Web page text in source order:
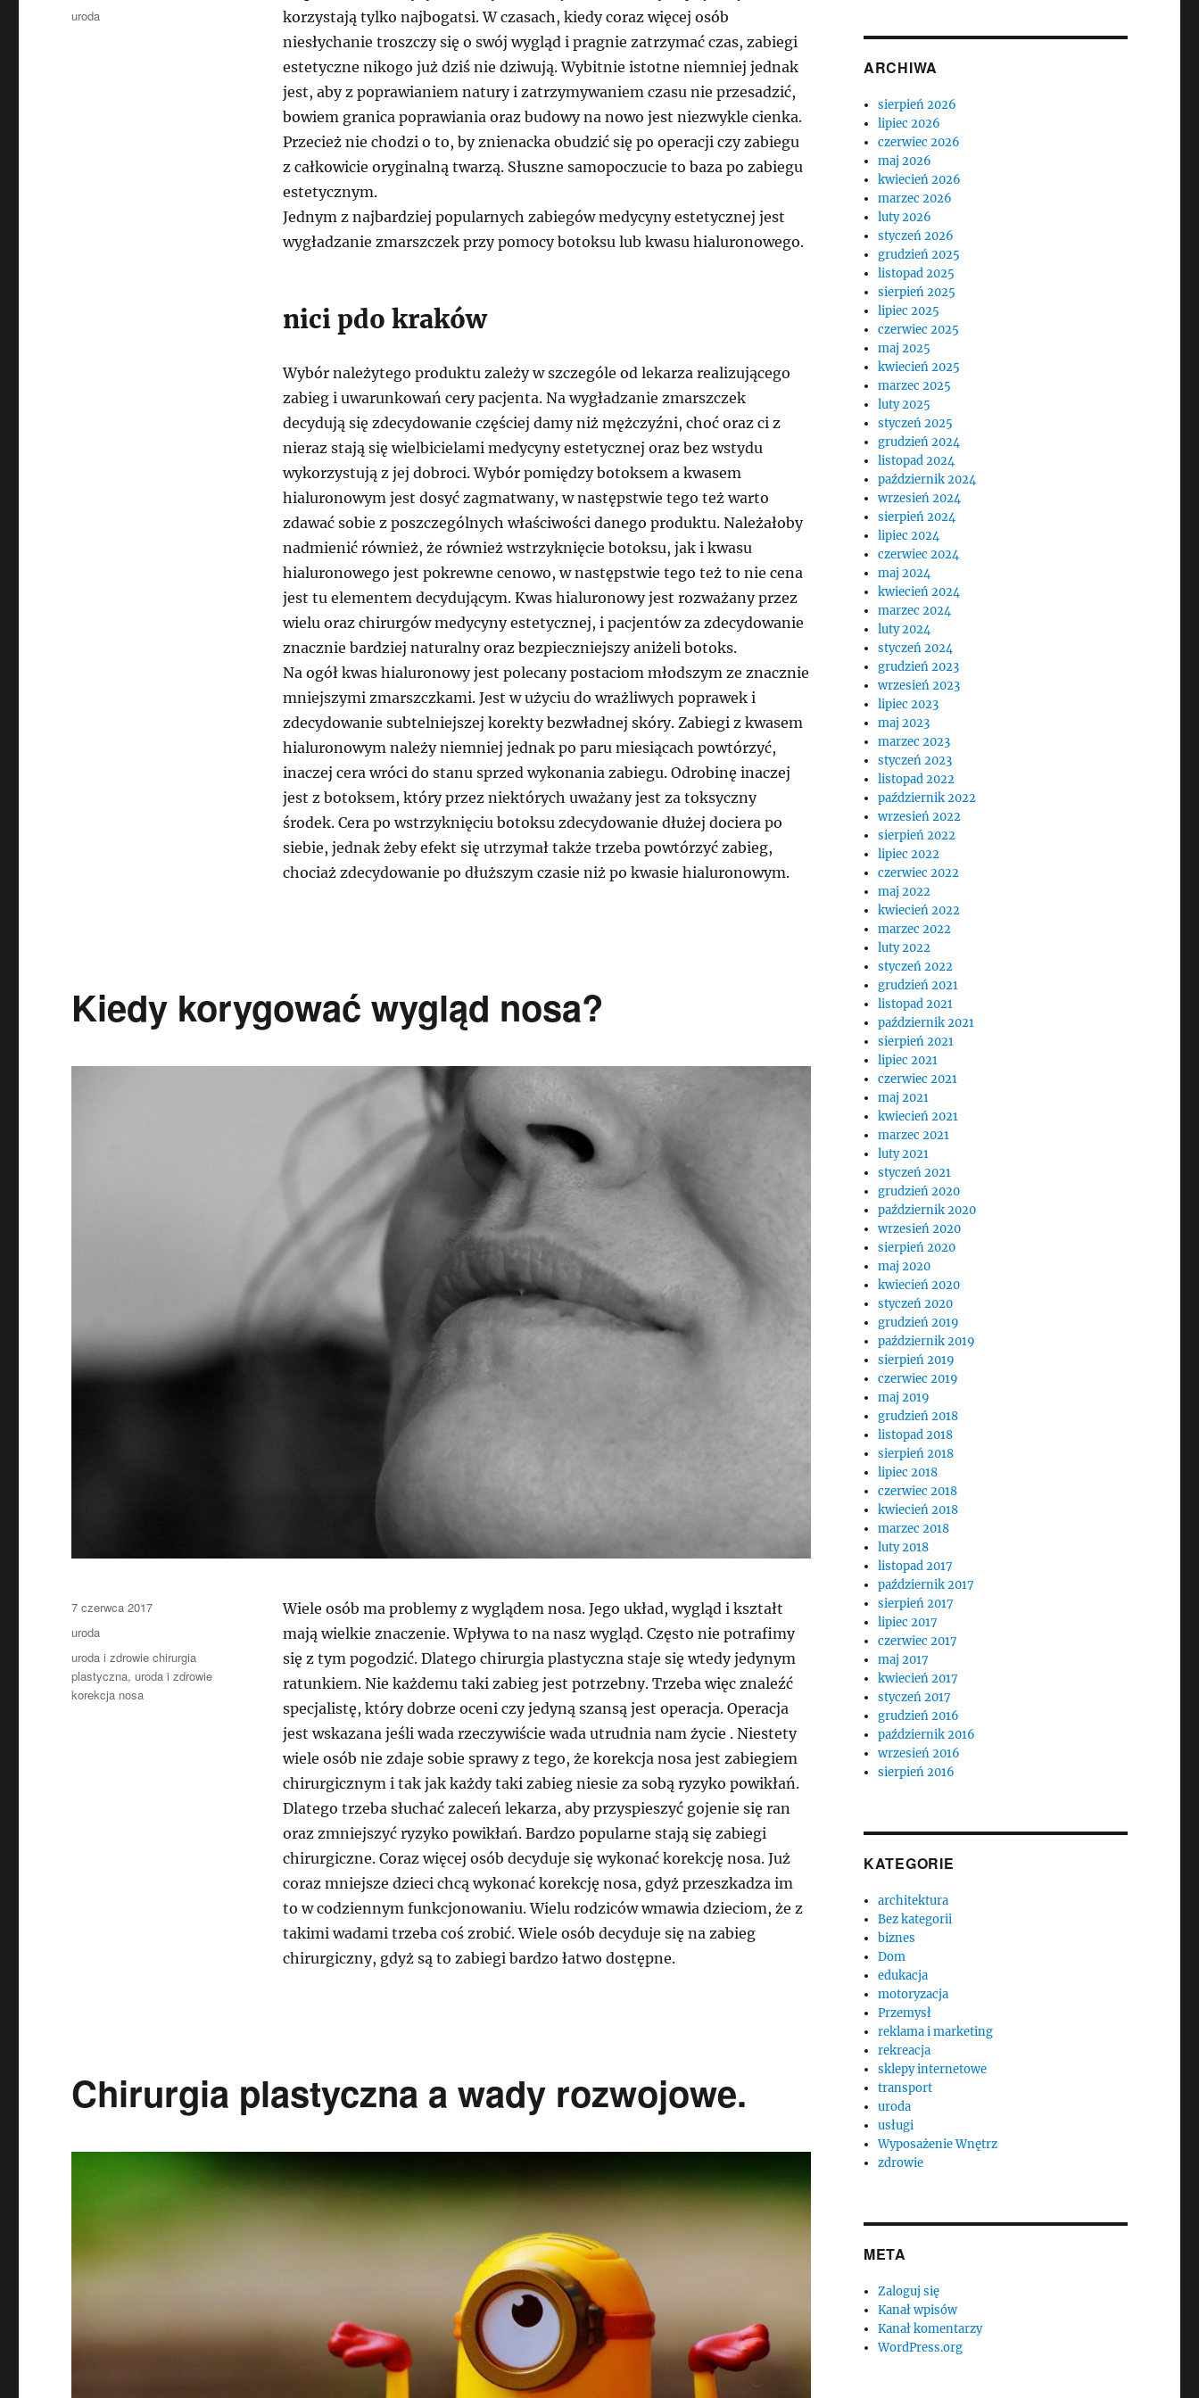
korzystają tylko najbogatsi. W czasach, kiedy coraz więcej osób
niesłychanie troszczy się o swój wygląd i pragnie zatrzymać czas, zabiegi
estetyczne nikogo już dziś nie dziwują. Wybitnie istotne niemniej jednak
jest, aby z poprawianiem natury i zatrzymywaniem czasu nie przesadzić,
bowiem granica poprawiania oraz budowy na nowo jest niezwykle cienka.
Przecież nie chodzi o to, by znienacka obudzić się po operacji czy zabiegu
z całkowicie oryginalną twarzą. Słuszne samopoczucie to baza po zabiegu
estetycznym.
Jednym z najbardziej popularnych zabiegów medycyny estetycznej jest
wygładzanie zmarszczek przy pomocy botoksu lub kwasu hialuronowego.
nici pdo kraków
Wybór należytego produktu zależy w szczególe od lekarza realizującego
zabieg i uwarunkowań cery pacjenta. Na wygładzanie zmarszczek
decydują się zdecydowanie częściej damy niż mężczyźni, choć oraz ci z
nieraz stają się wielbicielami medycyny estetycznej oraz bez wstydu
wykorzystują z jej dobroci. Wybór pomiędzy botoksem a kwasem
hialuronowym jest dosyć zagmatwany, w następstwie tego też warto
zdawać sobie z poszczególnych właściwości danego produktu. Należałoby
nadmienić również, że również wstrzyknięcie botoksu, jak i kwasu
hialuronowego jest pokrewne cenowo, w następstwie tego też to nie cena
jest tu elementem decydującym. Kwas hialuronowy jest rozważany przez
wielu oraz chirurgów medycyny estetycznej, i pacjentów za zdecydowanie
znacznie bardziej naturalny oraz bezpieczniejszy aniżeli botoks.
Na ogół kwas hialuronowy jest polecany postaciom młodszym ze znacznie
mniejszymi zmarszczkami. Jest w użyciu do wrażliwych poprawek i
zdecydowanie subtelniejszej korekty bezwładnej skóry. Zabiegi z kwasem
hialuronowym należy niemniej jednak po paru miesiącach powtórzyć,
inaczej cera wróci do stanu sprzed wykonania zabiegu. Odrobinę inaczej
jest z botoksem, który przez niektórych uważany jest za toksyczny
środek. Cera po wstrzyknięciu botoksu zdecydowanie dłużej dociera po
siebie, jednak żeby efekt się utrzymał także trzeba powtórzyć zabieg,
chociaż zdecydowanie po dłuższym czasie niż po kwasie hialuronowym.
publikacji
Kategorie
uroda
Kiedy korygować wygląd nosa?
Wiele osób ma problemy z wyglądem nosa. Jego układ, wygląd i kształt
mają wielkie znaczenie. Wpływa to na nasz wygląd. Często nie potrafimy
się z tym pogodzić. Dlatego chirurgia plastyczna staje się wtedy jedynym
ratunkiem. Nie każdemu taki zabieg jest potrzebny. Trzeba więc znaleźć
specjalistę, który dobrze oceni czy jedyną szansą jest operacja. Operacja
jest wskazana jeśli wada rzeczywiście wada utrudnia nam życie . Niestety
wiele osób nie zdaje sobie sprawy z tego, że korekcja nosa jest zabiegiem
chirurgicznym i tak jak każdy taki zabieg niesie za sobą ryzyko powikłań.
Dlatego trzeba słuchać zaleceń lekarza, aby przyspieszyć gojenie się ran
oraz zmniejszyć ryzyko powikłań. Bardzo popularne stają się zabiegi
chirurgiczne. Coraz więcej osób decyduje się wykonać korekcję nosa. Już
coraz mniejsze dzieci chcą wykonać korekcję nosa, gdyż przeszkadza im
to w codziennym funkcjonowaniu. Wielu rodziców wmawia dzieciom, że z
takimi wadami trzeba coś zrobić. Wiele osób decyduje się na zabieg
chirurgiczny, gdyż są to zabiegi bardzo łatwo dostępne.
Data
publikacji
7 czerwca 2017
Kategorie
uroda
Tagi
uroda i zdrowie chirurgia
plastyczna, uroda i zdrowie
korekcja nosa
Chirurgia plastyczna a wady rozwojowe.
ARCHIWA
sierpień 2026
lipiec 2026
czerwiec 2026
maj 2026
kwiecień 2026
marzec 2026
luty 2026
styczeń 2026
grudzień 2025
listopad 2025
sierpień 2025
lipiec 2025
czerwiec 2025
maj 2025
kwiecień 2025
marzec 2025
luty 2025
styczeń 2025
grudzień 2024
listopad 2024
październik 2024
wrzesień 2024
sierpień 2024
lipiec 2024
czerwiec 2024
maj 2024
kwiecień 2024
marzec 2024
luty 2024
styczeń 2024
grudzień 2023
wrzesień 2023
lipiec 2023
maj 2023
marzec 2023
styczeń 2023
listopad 2022
październik 2022
wrzesień 2022
sierpień 2022
lipiec 2022
czerwiec 2022
maj 2022
kwiecień 2022
marzec 2022
luty 2022
styczeń 2022
grudzień 2021
listopad 2021
październik 2021
sierpień 2021
lipiec 2021
czerwiec 2021
maj 2021
kwiecień 2021
marzec 2021
luty 2021
styczeń 2021
grudzień 2020
październik 2020
wrzesień 2020
sierpień 2020
maj 2020
kwiecień 2020
styczeń 2020
grudzień 2019
październik 2019
sierpień 2019
czerwiec 2019
maj 2019
grudzień 2018
listopad 2018
sierpień 2018
lipiec 2018
czerwiec 2018
kwiecień 2018
marzec 2018
luty 2018
listopad 2017
październik 2017
sierpień 2017
lipiec 2017
czerwiec 2017
maj 2017
kwiecień 2017
styczeń 2017
grudzień 2016
październik 2016
wrzesień 2016
sierpień 2016
KATEGORIE
architektura
Bez kategorii
biznes
Dom
edukacja
motoryzacja
Przemysł
reklama i marketing
rekreacja
sklepy internetowe
transport
uroda
usługi
Wyposażenie Wnętrz
zdrowie
META
Zaloguj się
Kanał wpisów
Kanał komentarzy
WordPress.org